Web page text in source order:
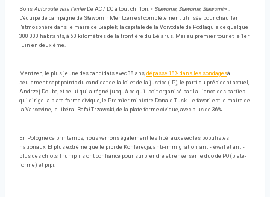
Sons Autoroute vers l'enferDe AC / DC à tout chiffon. « Sławomir, Sławomir, Sławomir« .
L'équipe de campagne de Sławomir Mentzen est complètement utilisée pour chauffer
l'atmosphère dans le maire de Biaplek, la capitale de la Voivodate de Podlaquia de quelque
300 000 habitants, à 60 kilomètres de la frontière du Bélarus. Mai au premier tour et le 1er
juin en deuxième.
Mentzen, le plus jeune des candidats avec 38 ans, dépasse 18% dans les sondagesà
seulement sept points du candidat de la loi et de la justice (IP), le parti du président actuel,
Andrzej Doube, et celui qui a régné jusqu'à ce qu'il soit organisé par l'alliance des parties
qui dirige la plate-forme civique, le Premier ministre Donald Tusk. Le favori est le maire de
la Varsovine, le libéral Rafał Trzawski, de la plate-forme civique, avec plus de 36%.
En Pologne ce printemps, nous verrons également les libéraux avec les populistes
nationaux. Et plus extrême que le pipi de Konferecja, anti-immigration, anti-réveil et anti-
plus des chiots Trump, ils ont confiance pour surprendre et renverser le duo de PO (plate-
forme) et pipi.